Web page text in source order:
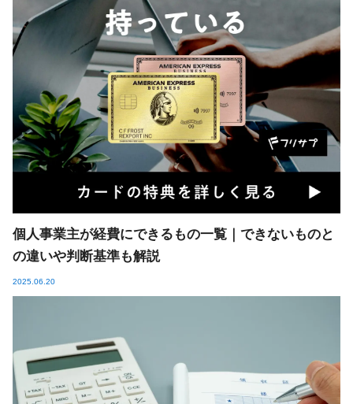
個人事業主が経費にできるもの一覧｜できないものと
の違いや判断基準も解説
2025.06.20